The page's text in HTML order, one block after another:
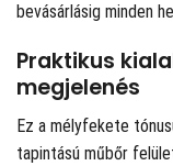
bevásárlásig minden
Praktikus
megjelenés
Ez a mélyfekete
tapintású műbőr